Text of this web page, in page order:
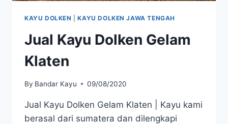
KAYU DOLKEN |KAYU DOLKEN JAWA TENGAH
Jual Kayu Dolken Gelam
Klaten
By Bandar Kayu 09/08/2020
Jual Kayu Dolken Gelam Klaten | Kayu kami
berasal dari sumatera dan dilengkapi